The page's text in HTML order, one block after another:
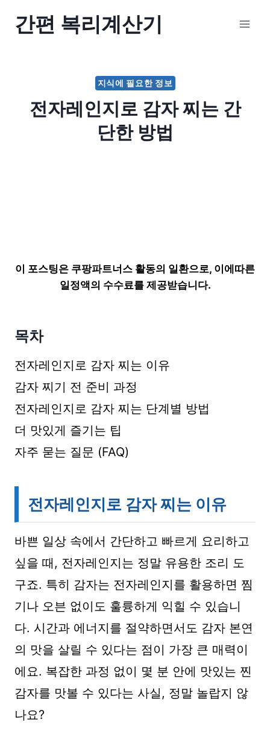
간편 복리계산기
지식에 필요한 정보
전자레인지로 감자 찌는 간
단한 방법
이 포스팅은 쿠팡파트너스 활동의 일환으로, 이에따른
일정액의 수수료를 제공받습니다.
목차
전자레인지로 감자 찌는 이유
감자 찌기 전 준비 과정
전자레인지로 감자 찌는 단계별 방법
더 맛있게 즐기는 팁
자주 묻는 질문 (FAQ)
전자레인지로 감자 찌는 이유
바쁜 일상 속에서 간단하고 빠르게 요리하고
싶을 때, 전자레인지는 정말 유용한 조리 도
구죠. 특히 감자는 전자레인지를 활용하면 찜
기나 오븐 없이도 훌륭하게 익힐 수 있습니
다. 시간과 에너지를 절약하면서도 감자 본연
의 맛을 살릴 수 있다는 점이 가장 큰 매력이
에요. 복잡한 과정 없이 몇 분 안에 맛있는 찐
감자를 맛볼 수 있다는 사실, 정말 놀랍지 않
나요?